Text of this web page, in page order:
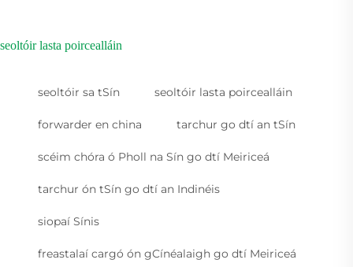
seoltóir lasta poircealláin
seoltóir sa tSín seoltóir lasta poircealláin
forwarder en china tarchur go dtí an tSín
scéim chóra ó Pholl na Sín go dtí Meiriceá
tarchur ón tSín go dtí an Indinéis
siopaí Sínis
freastalaí cargó ón gCínéalaigh go dtí Meiriceá